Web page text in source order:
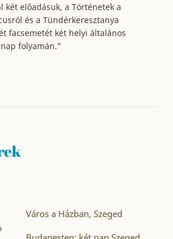
két előadásuk, a Történetek a
és a Tündérkeresztanya
facsemetét két helyi általános
folyamán.”
Város a Házban, Szeged